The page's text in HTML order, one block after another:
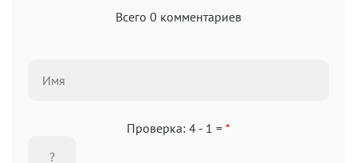
Всего 0 комментариев
Проверка: 4 - 1 = *